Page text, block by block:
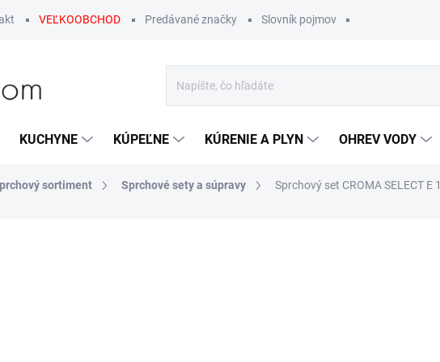
VEĽKOOBCHOD Predávané značky Slovník pojmov
KUCHYNE KÚPEĽNE KÚRENIE A PLYN OHREV VODY
sortiment Sprchové sety a súpravy Sprchový set CROMA SELECT